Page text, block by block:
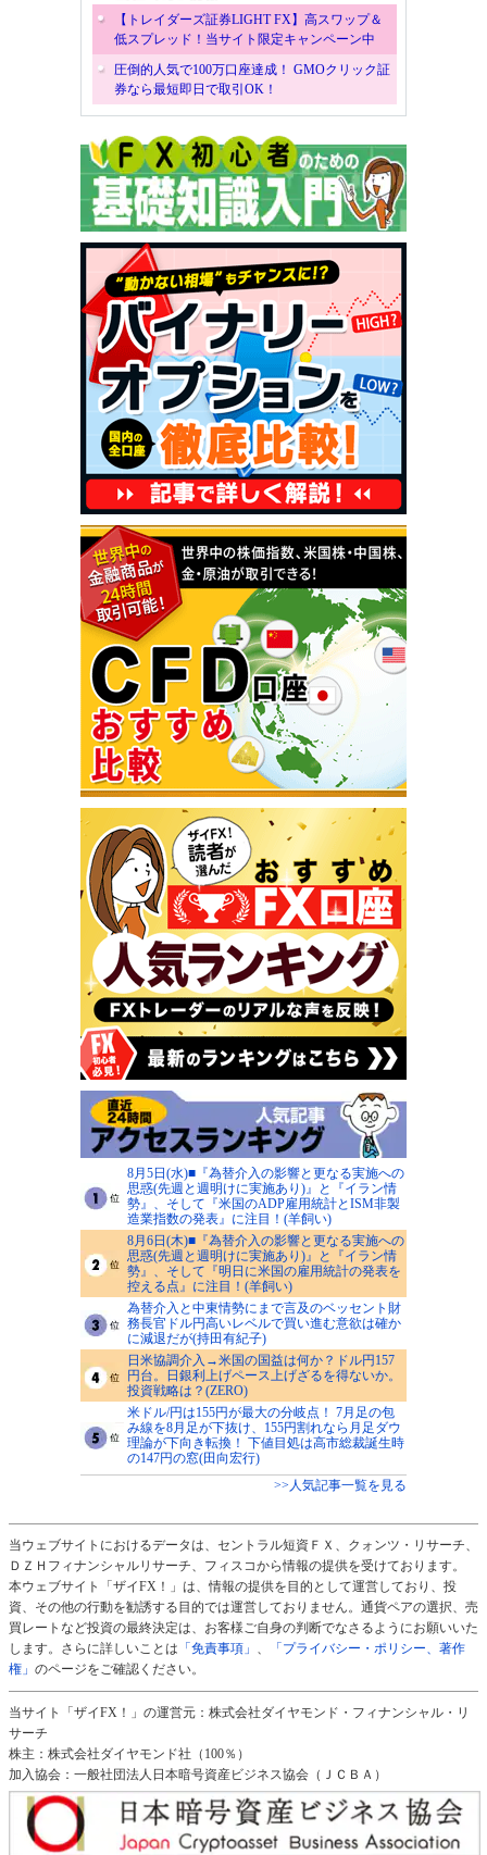
【トレイダーズ証券LIGHT FX】高スワップ＆
低スプレッド！当サイト限定キャンペーン中
圧倒的人気で100万口座達成！ GMOクリック証
券なら最短即日で取引OK！
8月5日(水)■『為替介入の影響と更なる実施への
思惑(先週と週明けに実施あり)』と『イラン情
勢』、そして『米国のADP雇用統計とISM非製
造業指数の発表』に注目！(羊飼い)
8月6日(木)■『為替介入の影響と更なる実施への
思惑(先週と週明けに実施あり)』と『イラン情
勢』、そして『明日に米国の雇用統計の発表を
控える点』に注目！(羊飼い)
為替介入と中東情勢にまで言及のベッセント財
務長官ドル円高いレベルで買い進む意欲は確か
に減退だが(持田有紀子)
日米協調介入→米国の国益は何か？ドル円157
円台。日銀利上げペース上げざるを得ないか。
投資戦略は？(ZERO)
米ドル/円は155円が最大の分岐点！ 7月足の包
み線を8月足が下抜け、155円割れなら月足ダウ
理論が下向き転換！ 下値目処は高市総裁誕生時
の147円の窓(田向宏行)
>>人気記事一覧を見る
当ウェブサイトにおけるデータは、セントラル短資ＦＸ、クォンツ・リサーチ、
ＤＺＨフィナンシャルリサーチ、フィスコから情報の提供を受けております。
本ウェブサイト「ザイFX！」は、情報の提供を目的として運営しており、投
資、その他の行動を勧誘する目的では運営しておりません。通貨ペアの選択、売
買レートなど投資の最終決定は、お客様ご自身の判断でなさるようにお願いいた
します。さらに詳しいことは 「免責事項」
「プライバシー・ポリシー、著作
権」 のページをご確認ください。
当サイト「ザイFX！」の運営元：株式会社ダイヤモンド・フィナンシャル・リ
サーチ
株主：株式会社ダイヤモンド社（100％）
加入協会：一般社団法人日本暗号資産ビジネス協会（ＪＣＢＡ）